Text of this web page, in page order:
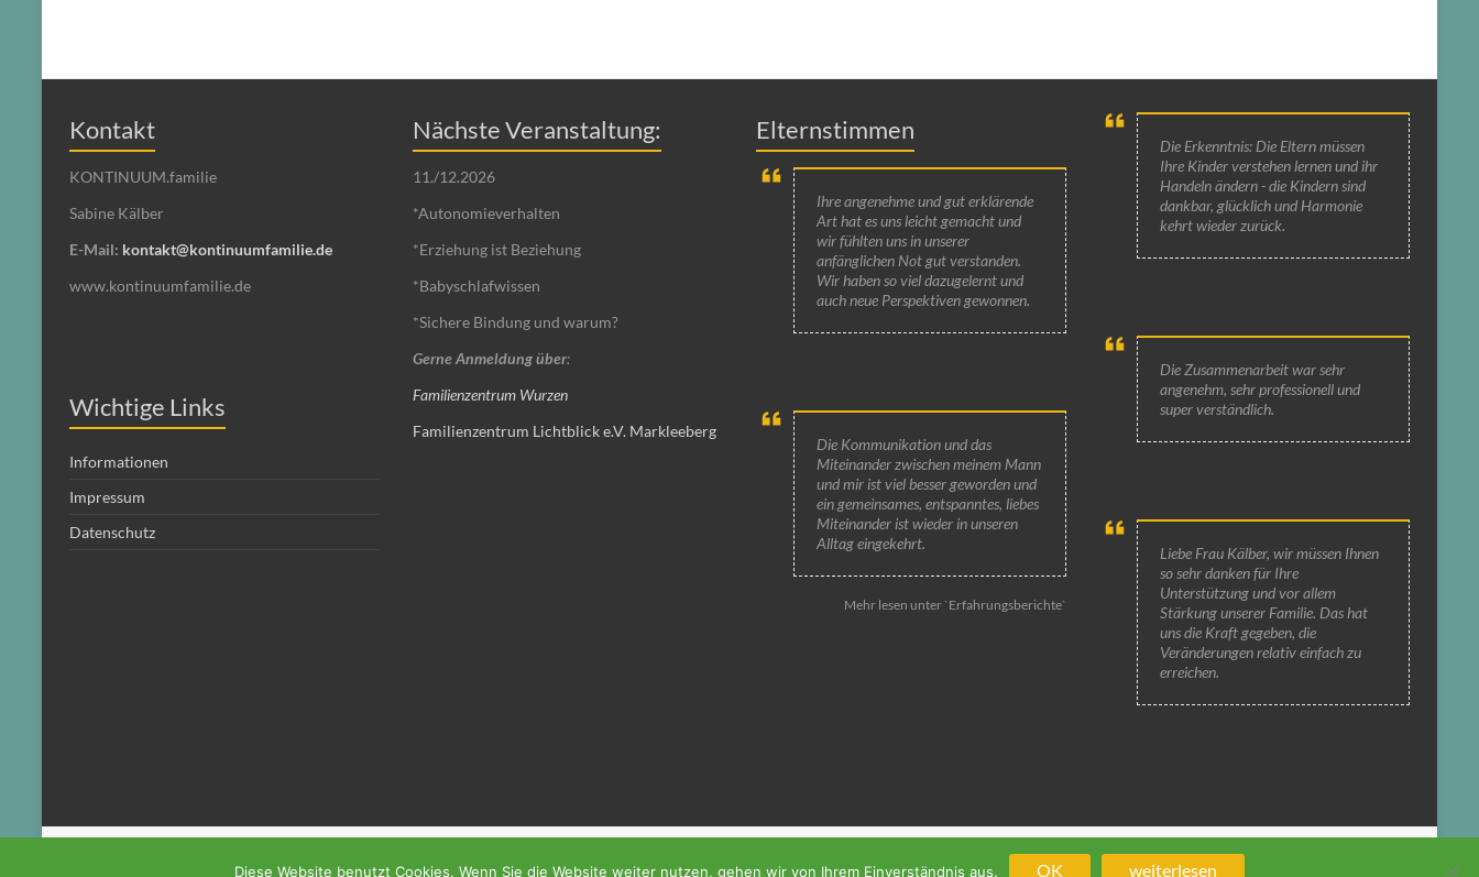
Kontakt
KONTINUUM.familie
Sabine Kälber
E-Mail: kontakt@kontinuumfamilie.de
www.kontinuumfamilie.de
Wichtige Links
Informationen
Impressum
Datenschutz
Nächste Veranstaltung:
11./12.2026
*Autonomieverhalten
*Erziehung ist Beziehung
*Babyschlafwissen
*Sichere Bindung und warum?
Gerne Anmeldung über:
Familienzentrum Wurzen
Familienzentrum Lichtblick e.V. Markleeberg
Elternstimmen
Ihre angenehme und gut erklärende
Art hat es uns leicht gemacht und
wir fühlten uns in unserer
anfänglichen Not gut verstanden.
Wir haben so viel dazugelernt und
auch neue Perspektiven gewonnen.
Die Kommunikation und das
Miteinander zwischen meinem Mann
und mir ist viel besser geworden und
ein gemeinsames, entspanntes, liebes
Miteinander ist wieder in unseren
Alltag eingekehrt.
Mehr lesen unter `Erfahrungsberichte`
Die Erkenntnis: Die Eltern müssen
Ihre Kinder verstehen lernen und ihr
Handeln ändern - die Kindern sind
dankbar, glücklich und Harmonie
kehrt wieder zurück.
Die Zusammenarbeit war sehr
angenehm, sehr professionell und
super verständlich.
Liebe Frau Kälber, wir müssen Ihnen
so sehr danken für Ihre
Unterstützung und vor allem
Stärkung unserer Familie. Das hat
uns die Kraft gegeben, die
Veränderungen relativ einfach zu
erreichen.
Diese Website benutzt Cookies. Wenn Sie die Website weiter nutzen, gehen wir von Ihrem Einverständnis aus. OK weiterlesen